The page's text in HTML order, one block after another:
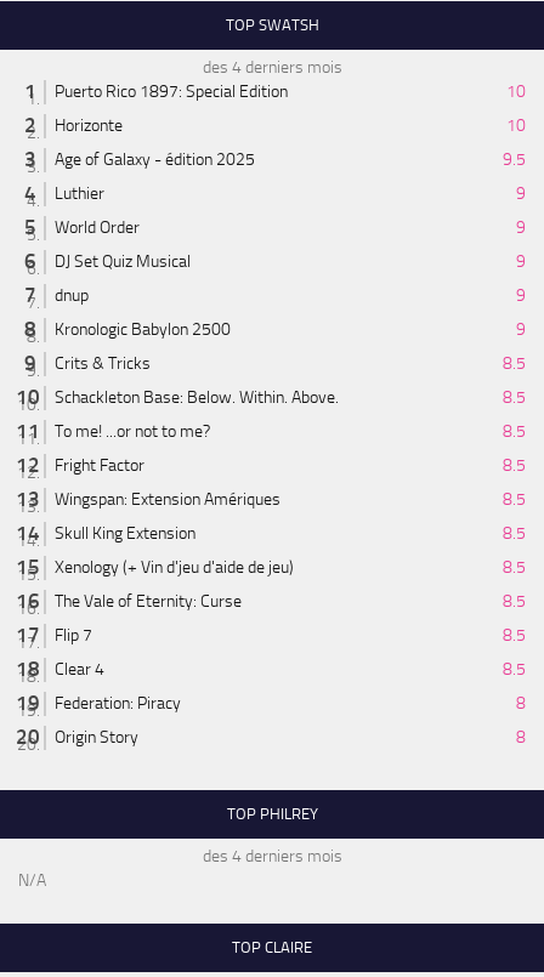
TOP SWATSH
des 4 derniers mois
Puerto Rico 1897: Special Edition
10
Horizonte
10
Age of Galaxy - édition 2025
9.5
Luthier
9
World Order
9
DJ Set Quiz Musical
9
dnup
9
Kronologic Babylon 2500
9
Crits & Tricks
8.5
Schackleton Base: Below. Within. Above.
8.5
To me! ...or not to me?
8.5
Fright Factor
8.5
Wingspan: Extension Amériques
8.5
Skull King Extension
8.5
Xenology (+ Vin d'jeu d'aide de jeu)
8.5
The Vale of Eternity: Curse
8.5
Flip 7
8.5
Clear 4
8.5
Federation: Piracy
8
Origin Story
8
TOP PHILREY
des 4 derniers mois
N/A
TOP CLAIRE